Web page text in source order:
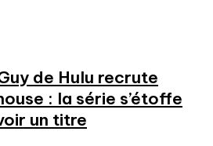
de Hulu recrute
: la série s’étoffe
un titre